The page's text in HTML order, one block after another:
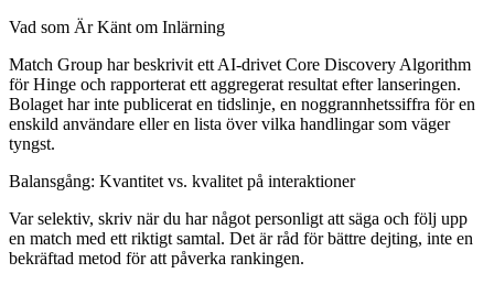
Vad som Är Känt om Inlärning
Match Group har beskrivit ett AI-drivet Core Discovery Algorithm
för Hinge och rapporterat ett aggregerat resultat efter lanseringen.
Bolaget har inte publicerat en tidslinje, en noggrannhetssiffra för en
enskild användare eller en lista över vilka handlingar som väger
tyngst.
Balansgång: Kvantitet vs. kvalitet på interaktioner
Var selektiv, skriv när du har något personligt att säga och följ upp
en match med ett riktigt samtal. Det är råd för bättre dejting, inte en
bekräftad metod för att påverka rankingen.